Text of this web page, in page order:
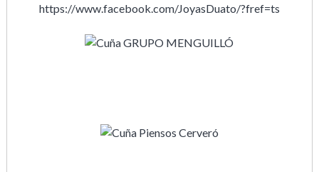
https://www.facebook.com/JoyasDuato/?fref=ts